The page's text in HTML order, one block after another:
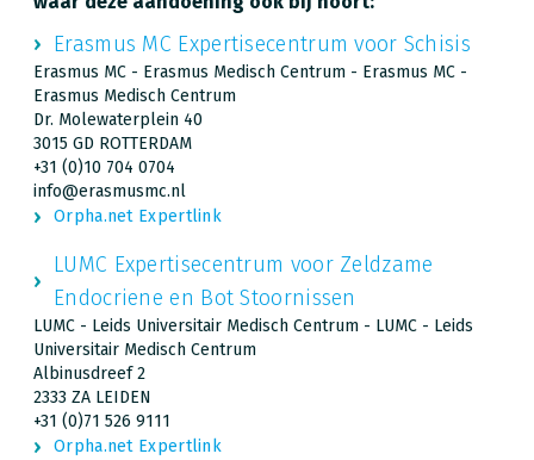
Erasmus MC Expertisecentrum voor Schisis
Erasmus MC - Erasmus Medisch Centrum - Erasmus MC -
Erasmus Medisch Centrum
Dr. Molewaterplein 40
3015 GD ROTTERDAM
+31 (0)10 704 0704
info@erasmusmc.nl
Orpha.net Expertlink
LUMC Expertisecentrum voor Zeldzame
Endocriene en Bot Stoornissen
LUMC - Leids Universitair Medisch Centrum - LUMC - Leids
Universitair Medisch Centrum
Albinusdreef 2
2333 ZA LEIDEN
+31 (0)71 526 9111
Orpha.net Expertlink